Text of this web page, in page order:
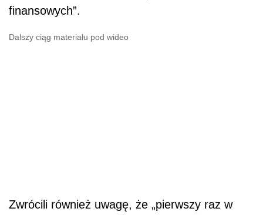
finansowych”.
Dalszy ciąg materiału pod wideo
Zwrócili również uwagę, że „pierwszy raz w